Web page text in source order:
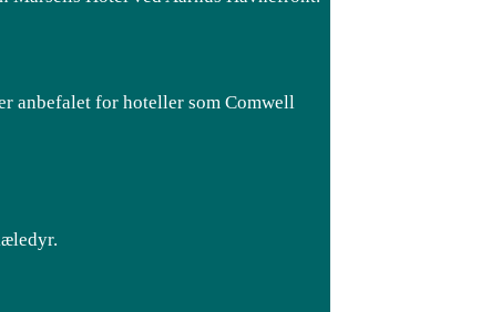
anbefalet for hoteller som Comwell